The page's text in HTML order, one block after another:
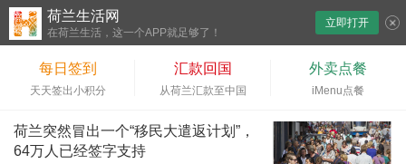
荷兰生活网
在荷兰生活，这一个APP就足够了！
立即打开
每日签到
天天签出小积分
汇款回国
从荷兰汇款至中国
外卖点餐
iMenu点餐
荷兰突然冒出一个“移民大遣返计划”，
64万人已经签字支持